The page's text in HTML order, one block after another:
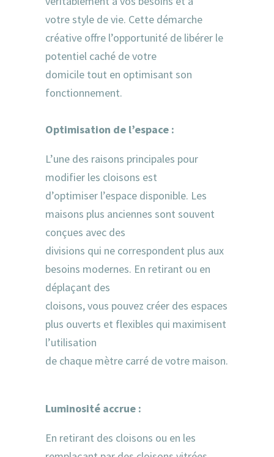
votre style de vie. Cette démarche
créative offre l’opportunité de libérer le
potentiel caché de votre
domicile tout en optimisant son
fonctionnement.
Optimisation de l’espace :
L’une des raisons principales pour
modifier les cloisons est
d’optimiser l’espace disponible. Les
maisons plus anciennes sont souvent
conçues avec des
divisions qui ne correspondent plus aux
besoins modernes. En retirant ou en
déplaçant des
cloisons, vous pouvez créer des espaces
plus ouverts et flexibles qui maximisent
l’utilisation
de chaque mètre carré de votre maison.
Luminosité accrue :
En retirant des cloisons ou en les